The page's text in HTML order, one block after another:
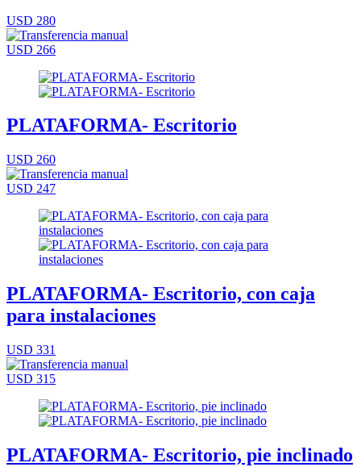
USD 280
USD 266
PLATAFORMA- Escritorio
USD 260
USD 247
PLATAFORMA- Escritorio, con caja
para instalaciones
USD 331
USD 315
PLATAFORMA- Escritorio, pie inclinado